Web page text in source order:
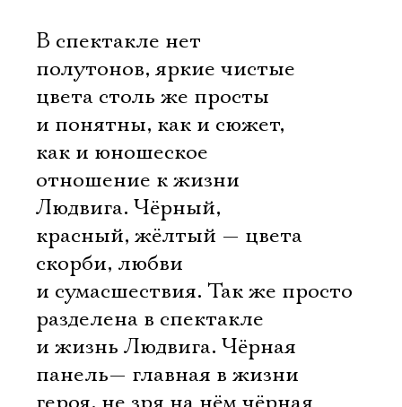
В спектакле нет
полутонов, яркие чистые
цвета столь же просты
и понятны, как и сюжет,
как и юношеское
отношение к жизни
Людвига. Чёрный,
красный, жёлтый — цвета
скорби, любви
и сумасшествия. Так же просто
разделена в спектакле
и жизнь Людвига. Чёрная
панель— главная в жизни